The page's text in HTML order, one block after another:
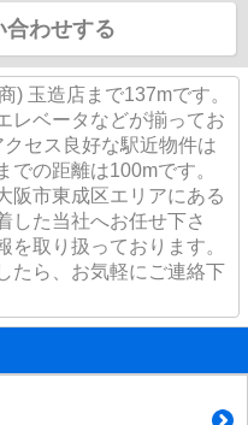
合わせする
) 玉造店まで137mです。
レベータなどが揃ってお
セス良好な駅近物件は
の距離は100mです。
阪市東成区エリアにある
した当社へお任せ下さ
取り扱っております。
たら、お気軽にご連絡下